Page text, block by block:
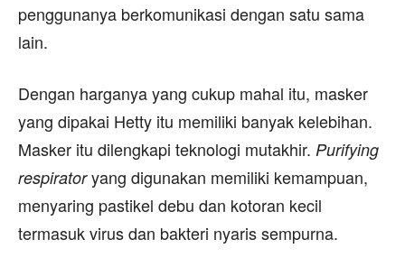
penggunanya berkomunikasi dengan satu sama
lain.
Dengan harganya yang cukup mahal itu, masker
yang dipakai Hetty itu memiliki banyak kelebihan.
Masker itu dilengkapi teknologi mutakhir. Purifying
respiratoryang digunakan memiliki kemampuan,
menyaring pastikel debu dan kotoran kecil
termasuk virus dan bakteri nyaris sempurna.